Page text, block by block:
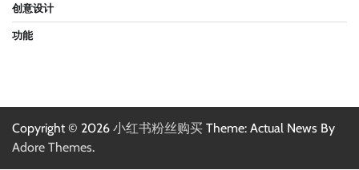
创意设计
功能
Copyright © 2026 小红书粉丝购买 Theme: Actual News By
Adore Themes.